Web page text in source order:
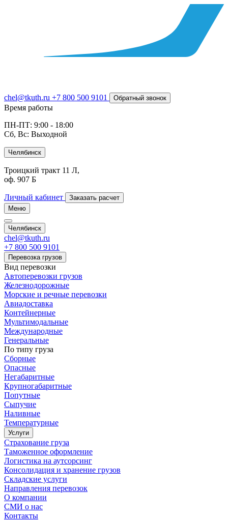
chel@tkuth.ru +7 800 500 9101 Обратный звонок
Время работы
ПН-ПТ: 9:00 - 18:00
Сб, Вс: Выходной
Челябинск
Троицкий тракт 11 Л,
оф. 907 Б
Личный кабинет
Заказать расчет
Меню
Челябинск
chel@tkuth.ru
+7 800 500 9101
Перевозка грузов
Вид перевозки
Автоперевозки грузов
Железнодорожные
Морские и речные перевозки
Авиадоставка
Контейнерные
Мультимодальные
Международные
Генеральные
По типу груза
Сборные
Опасные
Негабаритные
Крупногабаритные
Попутные
Сыпучие
Наливные
Температурные
Услуги
Страхование груза
Таможенное оформление
Логистика на аутсорсинг
Консолидация и хранение грузов
Складские услуги
Направления перевозок
О компании
СМИ о нас
Контакты